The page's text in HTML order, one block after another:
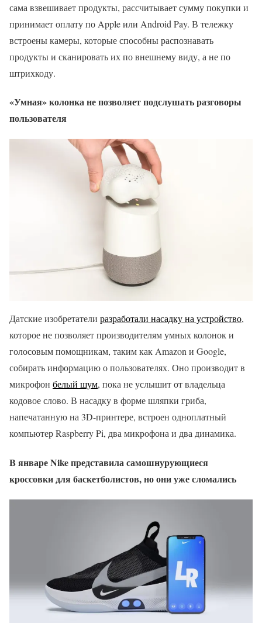
сама взвешивает продукты, рассчитывает сумму покупки и
принимает оплату по Apple или Android Pay. В тележку
встроены камеры, которые способны распознавать
продукты и сканировать их по внешнему виду, а не по
штрихкоду.
«Умная» колонка не позволяет подслушать разговоры
пользователя
Датские изобретатели разработали насадку на устройство,
которое не позволяет производителям умных колонок и
голосовым помощникам, таким как Amazon и Google,
собирать информацию о пользователях. Оно производит в
микрофон белый шум, пока не услышит от владельца
кодовое слово. В насадку в форме шляпки гриба,
напечатанную на 3D-принтере, встроен одноплатный
компьютер Raspberry Pi, два микрофона и два динамика.
В январе Nike представила самошнурующиеся
кроссовки для баскетболистов, но они уже сломались